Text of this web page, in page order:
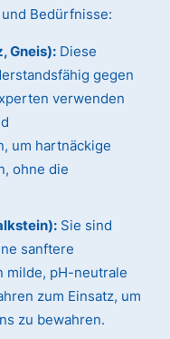
Bedürfnisse:
Gneis): Diese
gegen
verwenden
um hartnäckige
ohne die
Sie sind
sanftere
milde, pH-neutrale
zum Einsatz, um
zu bewahren.